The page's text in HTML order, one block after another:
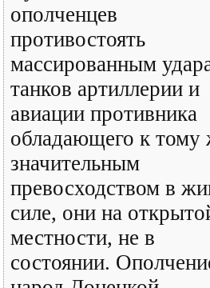
ополченцев
противостоять
массированным
танков артиллерии и
авиации противника
обладающего к тому
значительным
превосходством в
силе, они на
местности, не в
состоянии.